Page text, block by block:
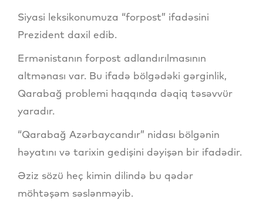
Siyasi leksikonumuza “forpost” ifadəsini
Prezident daxil edib.
Ermənistanın forpost adlandırılmasının
altmənası var. Bu ifadə bölgədəki gərginlik,
Qarabağ problemi haqqında dəqiq təsəvvür
yaradır.
“Qarabağ Azərbaycandır” nidası bölgənin
həyatını və tarixin gedişini dəyişən bir ifadədir.
Əziz sözü heç kimin dilində bu qədər
möhtəşəm səslənməyib.